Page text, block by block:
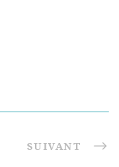
SUIVANT